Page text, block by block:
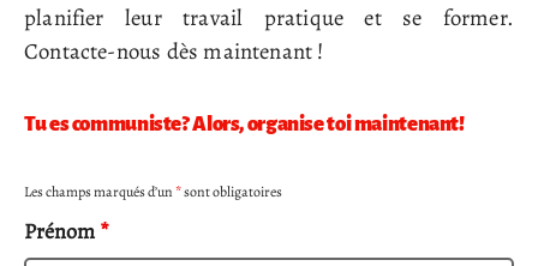
planifier leur travail pratique et se former.
Contacte-nous dès maintenant !
Tu es communiste? Alors, organise toi maintenant!
Les champs marqués d’un*sont obligatoires
Prénom *